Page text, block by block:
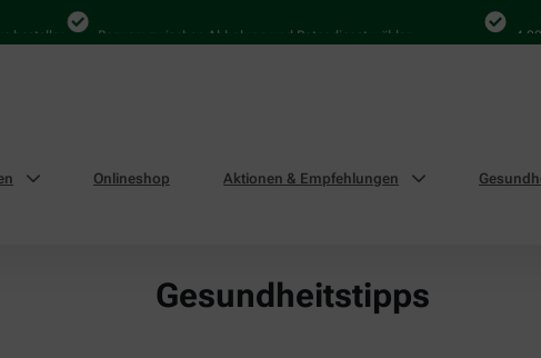
Bequem zwischen Abholung und Botendienst wählen 4.000
Onlineshop Aktionen & Empfehlungen
Gesundheitstipps